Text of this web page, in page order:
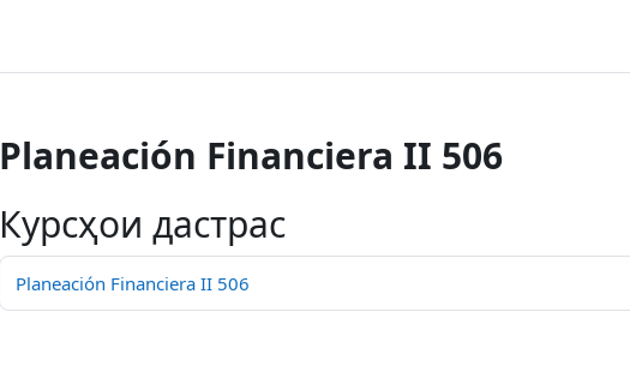
Planeación Financiera II 506
Курсҳои дастрас
Planeación Financiera II 506